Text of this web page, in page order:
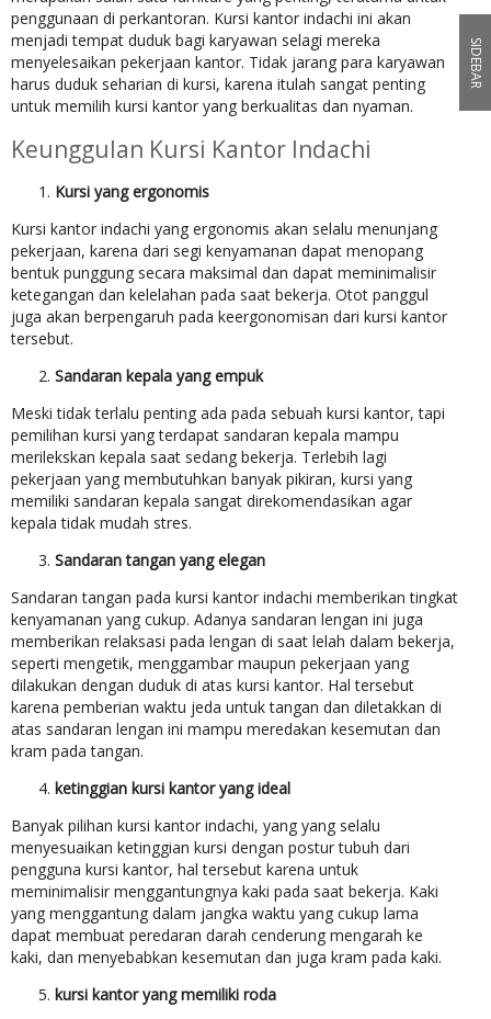
penggunaan di perkantoran. Kursi kantor indachi ini akan
menjadi tempat duduk bagi karyawan selagi mereka
menyelesaikan pekerjaan kantor. Tidak jarang para karyawan
harus duduk seharian di kursi, karena itulah sangat penting
untuk memilih kursi kantor yang berkualitas dan nyaman.
Keunggulan Kursi Kantor Indachi
Kursi yang ergonomis
Kursi kantor indachi yang ergonomis akan selalu menunjang
pekerjaan, karena dari segi kenyamanan dapat menopang
bentuk punggung secara maksimal dan dapat meminimalisir
ketegangan dan kelelahan pada saat bekerja. Otot panggul
juga akan berpengaruh pada keergonomisan dari kursi kantor
tersebut.
Sandaran kepala yang empuk
Meski tidak terlalu penting ada pada sebuah kursi kantor, tapi
pemilihan kursi yang terdapat sandaran kepala mampu
merilekskan kepala saat sedang bekerja. Terlebih lagi
pekerjaan yang membutuhkan banyak pikiran, kursi yang
memiliki sandaran kepala sangat direkomendasikan agar
kepala tidak mudah stres.
Sandaran tangan yang elegan
Sandaran tangan pada kursi kantor indachi memberikan tingkat
kenyamanan yang cukup. Adanya sandaran lengan ini juga
memberikan relaksasi pada lengan di saat lelah dalam bekerja,
seperti mengetik, menggambar maupun pekerjaan yang
dilakukan dengan duduk di atas kursi kantor. Hal tersebut
karena pemberian waktu jeda untuk tangan dan diletakkan di
atas sandaran lengan ini mampu meredakan kesemutan dan
kram pada tangan.
ketinggian kursi kantor yang ideal
Banyak pilihan kursi kantor indachi, yang yang selalu
menyesuaikan ketinggian kursi dengan postur tubuh dari
pengguna kursi kantor, hal tersebut karena untuk
meminimalisir menggantungnya kaki pada saat bekerja. Kaki
yang menggantung dalam jangka waktu yang cukup lama
dapat membuat peredaran darah cenderung mengarah ke
kaki, dan menyebabkan kesemutan dan juga kram pada kaki.
kursi kantor yang memiliki roda
SIDEBAR